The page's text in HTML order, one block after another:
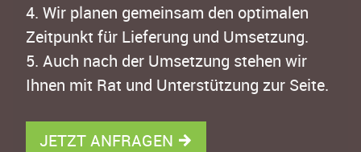
4. Wir planen gemeinsam den optimalen
Zeitpunkt für Lieferung und Umsetzung.
5. Auch nach der Umsetzung stehen wir
Ihnen mit Rat und Unterstützung zur Seite.
JETZT ANFRAGEN